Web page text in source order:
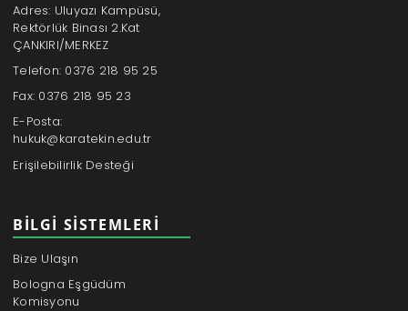
Adres: Uluyazı Kampüsü,
Rektörlük Binası 2.Kat
ÇANKIRI/MERKEZ
Telefon: 0376 218 95 25
Fax: 0376 218 95 23
E-Posta:
hukuk@karatekin.edu.tr
Erişilebilirlik Desteği
BILGI SISTEMLERI
Bize Ulaşın
Bologna Eşgüdüm
Komisyonu